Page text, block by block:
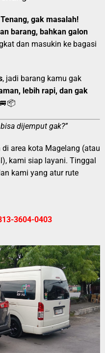
gak masalah!
barang, bahkan galon
dan masukin ke bagasi
, jadi barang kamu gak
lebih rapi, dan gak
🚐📦
dijemput gak?”
area kota Magelang (atau
kami siap layani. Tinggal
kami yang atur rute
3604-0403